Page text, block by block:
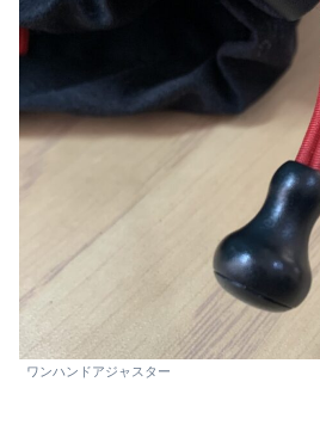
ワンハンドアジャスター